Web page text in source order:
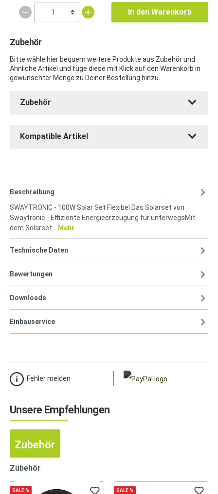
In den Warenkorb
Zubehör
Bitte wähle hier bequem weitere Produkte aus Zubehör und
Ähnliche Artikel und füge diese mit Klick auf den Warenkorb in
gewünschter Menge zu Deiner Bestellung hinzu.
Zubehör
Kompatible Artikel
Beschreibung
SWAYTRONIC - 100W Solar Set Flexibel Das Solarset von
Swaytronic - Effiziente Energieerzeugung für unterwegsMit
dem Solarset…
Mehr
Technische Daten
Bewertungen
Downloads
Einbauservice
Fehler melden
Unsere Empfehlungen
Zubehör
Zubehör
SALE% SALE%